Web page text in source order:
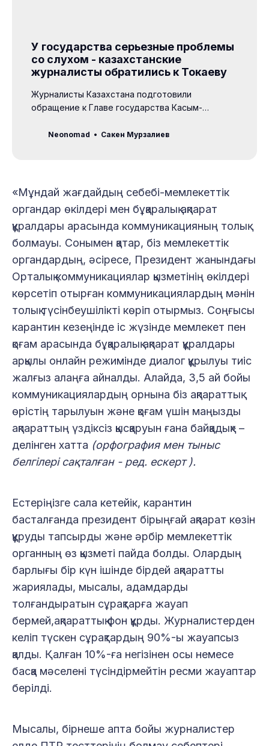
У государства серьезные проблемы
со слухом - казахстанские
журналисты обратились к Токаеву
Журналисты Казахстана подготовили
обращение к Главе государства Касым-
подписей в поддержку заявления
Neonomad Сакен Мурзалиев
«Мұндай жағдайдың себебі-мемлекеттік
органдар өкілдері мен бұқаралық ақпарат
құралдары арасында коммуникацияның толық
болмауы. Сонымен қатар, біз мемлекеттік
органдардың, әсіресе, Президент жанындағы
Орталық коммуникациялар қызметінің өкілдері
көрсетіп отырған коммуникациялардың мәнін
толық түсінбеушілікті көріп отырмыз. Соңғысы
карантин кезеңінде іс жүзінде мемлекет пен
қоғам арасында бұқаралық ақпарат құралдары
арқылы онлайн режимінде диалог құрылуы тиіс
жалғыз алаңға айналды. Алайда, 3,5 ай бойы
коммуникациялардың орнына біз ақпараттық
өрістің тарылуын және қоғам үшін маңызды
ақпараттың үздіксіз қысқаруын ғана байқадық» –
делінген хатта (орфография мен тыныс
белгілері сақталған - ред. ескерт ).
Естеріңізге сала кетейік, карантин
басталғанда президент бірыңғай ақпарат көзін
құруды тапсырды және әрбір мемлекеттік
органның өз қызметі пайда болды. Олардың
барлығы бір күн ішінде бірдей ақпаратты
жариялады, мысалы, адамдарды
толғандыратын сұрақтарға жауап
бермей,ақпараттық фон құрды. Журналистерден
келіп түскен сұрақтардың 90%-ы жауапсыз
қалды. Қалған 10%-ға негізінен осы немесе
басқа мәселені түсіндірмейтін ресми жауаптар
берілді.
Мысалы, бірнеше апта бойы журналистер